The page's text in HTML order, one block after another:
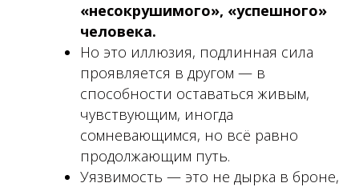
«несокрушимого», «успешного»
человека.
Но это иллюзия, подлинная сила
проявляется в другом — в
способности оставаться живым,
чувствующим, иногда
сомневающимся, но всё равно
продолжающим путь.
Уязвимость — это не дырка в броне,